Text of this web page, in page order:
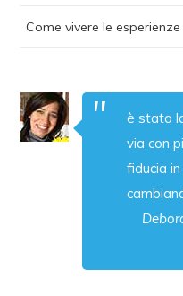
Come vivere le
è stata
via con
fiducia